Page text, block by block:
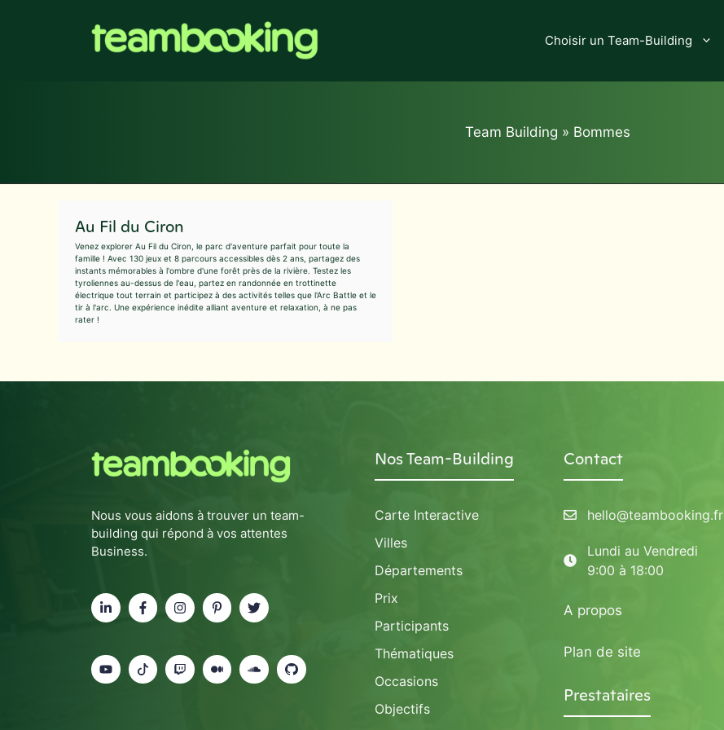
Choisir un Team-Building
Team Building » Bommes
Au Fil du Ciron
Venez explorer Au Fil du Ciron, le parc d'aventure parfait pour toute la
famille ! Avec 130 jeux et 8 parcours accessibles dès 2 ans, partagez des
instants mémorables à l'ombre d'une forêt près de la rivière. Testez les
tyroliennes au-dessus de l'eau, partez en randonnée en trottinette
électrique tout terrain et participez à des activités telles que l'Arc Battle et le
tir à l'arc. Une expérience inédite alliant aventure et relaxation, à ne pas
rater !
Nous vous aidons à trouver un team-
building qui répond à vos attentes
Business.
Nos Team-Building
Carte Interactive
Villes
Départements
Prix
Participants
Thématiques
Occasions
Objectifs
Contact
hello@teambooking.fr
Lundi au Vendredi
9:00 à 18:00
A propos
Plan de site
Prestataires